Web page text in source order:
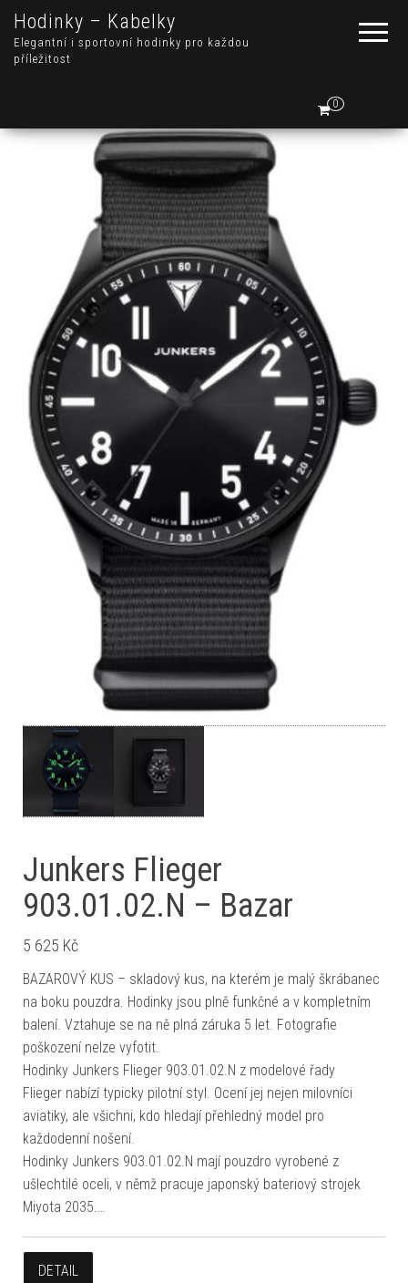
Hodinky – Kabelky
Elegantní i sportovní hodinky pro každou
příležitost
0
Junkers Flieger
903.01.02.N – Bazar
5 625 Kč
BAZAROVÝ KUS – skladový kus, na kterém je malý škrábanec
na boku pouzdra. Hodinky jsou plně funkčné a v kompletním
balení. Vztahuje se na ně plná záruka 5 let. Fotografie
poškození nelze vyfotit.
Hodinky Junkers Flieger 903.01.02.N z modelové řady
Flieger nabízí typicky pilotní styl. Ocení jej nejen milovníci
aviatiky, ale všichni, kdo hledají přehledný model pro
každodenní nošení.
Hodinky Junkers 903.01.02.N mají pouzdro vyrobené z
ušlechtilé oceli, v němž pracuje japonský bateriový strojek
Miyota 2035.…
DETAIL